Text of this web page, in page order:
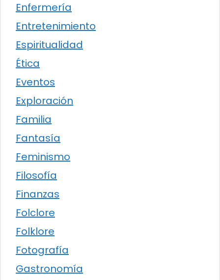
Enfermería
Entretenimiento
Espiritualidad
Ética
Eventos
Exploración
Familia
Fantasía
Feminismo
Filosofía
Finanzas
Folclore
Folklore
Fotografía
Gastronomía